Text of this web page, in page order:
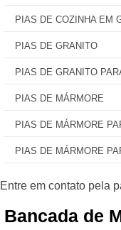
PIAS DE COZINHA EM
PIAS DE GRANITO
PIAS DE GRANITO
PIAS DE MÁRMORE
PIAS DE MÁRMORE
PIAS DE MÁRMORE
Bancada de